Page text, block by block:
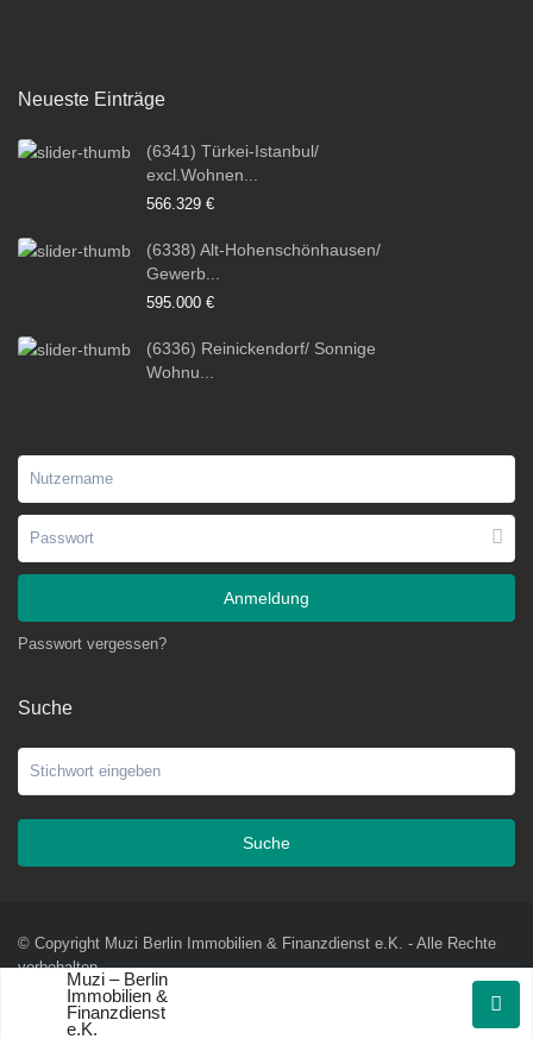
Neueste Einträge
(6341) Türkei-Istanbul/
excl.Wohnen...
566.329 €
(6338) Alt-Hohenschönhausen/
Gewerb...
595.000 €
(6336) Reinickendorf/ Sonnige
Wohnu...
Anmeldung
Passwort vergessen?
Suche
Suche
© Copyright Muzi Berlin Immobilien & Finanzdienst e.K. - Alle Rechte
vorbehalten
Impressum
Muzi – Berlin
Immobilien &
Finanzdienst
e.K.